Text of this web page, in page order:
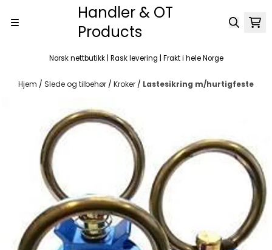
Handler & OT
Products
Norsk nettbutikk | Rask levering | Frakt i hele Norge
Hjem / Slede og tilbehør / Kroker / Lastesikring m/hurtigfeste